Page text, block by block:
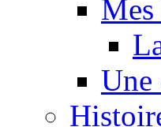
Mes
Une